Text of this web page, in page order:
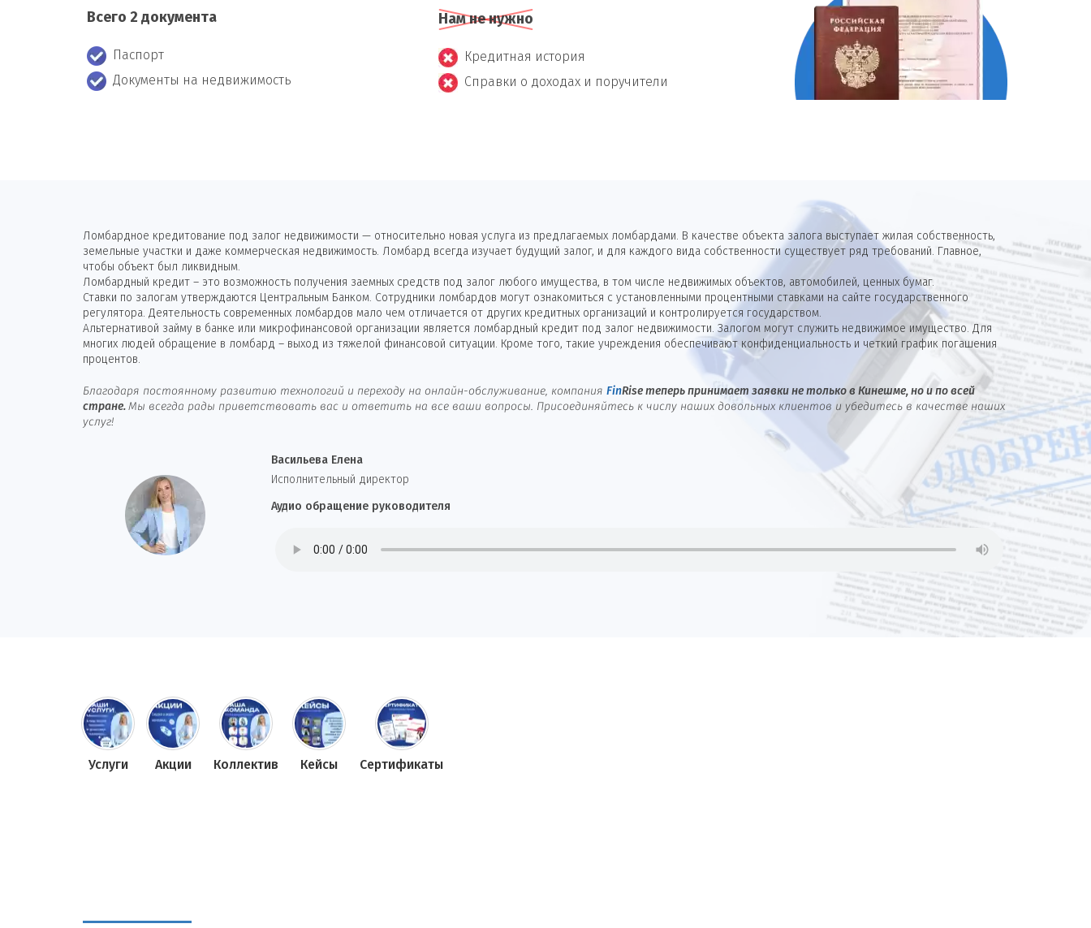
Всего 2 документа
Паспорт
Документы на недвижимость
Нам не нужно
Кредитная история
Справки о доходах и поручители
Ломбардное кредитование под залог недвижимости — относительно новая услуга из предлагаемых ломбардами. В качестве объекта залога выступает жилая собственность,
земельные участки и даже коммерческая недвижимость. Ломбард всегда изучает будущий залог, и для каждого вида собственности существует ряд требований. Главное,
чтобы объект был ликвидным.
Ломбардный кредит – это возможность получения заемных средств под залог любого имущества, в том числе недвижимых объектов, автомобилей, ценных бумаг.
Ставки по залогам утверждаются Центральным Банком. Сотрудники ломбардов могут ознакомиться с установленными процентными ставками на сайте государственного
регулятора. Деятельность современных ломбардов мало чем отличается от других кредитных организаций и контролируется государством.
Альтернативой займу в банке или микрофинансовой организации является ломбардный кредит под залог недвижимости. Залогом могут служить недвижимое имущество. Для
многих людей обращение в ломбард – выход из тяжелой финансовой ситуации. Кроме того, такие учреждения обеспечивают конфиденциальность и четкий график погашения
процентов.
Благодаря постоянному развитию технологий и переходу на онлайн-обслуживание, компания FinRise теперь принимает заявки не только в Кинешме, но и по всей
стране. Мы всегда рады приветствовать вас и ответить на все ваши вопросы. Присоединяйтесь к числу наших довольных клиентов и убедитесь в качестве наших
услуг!
Васильева Елена
И сполнительный директор
Аудио обращение руководителя
Услуги Акции Коллектив Кейсы Сертификаты